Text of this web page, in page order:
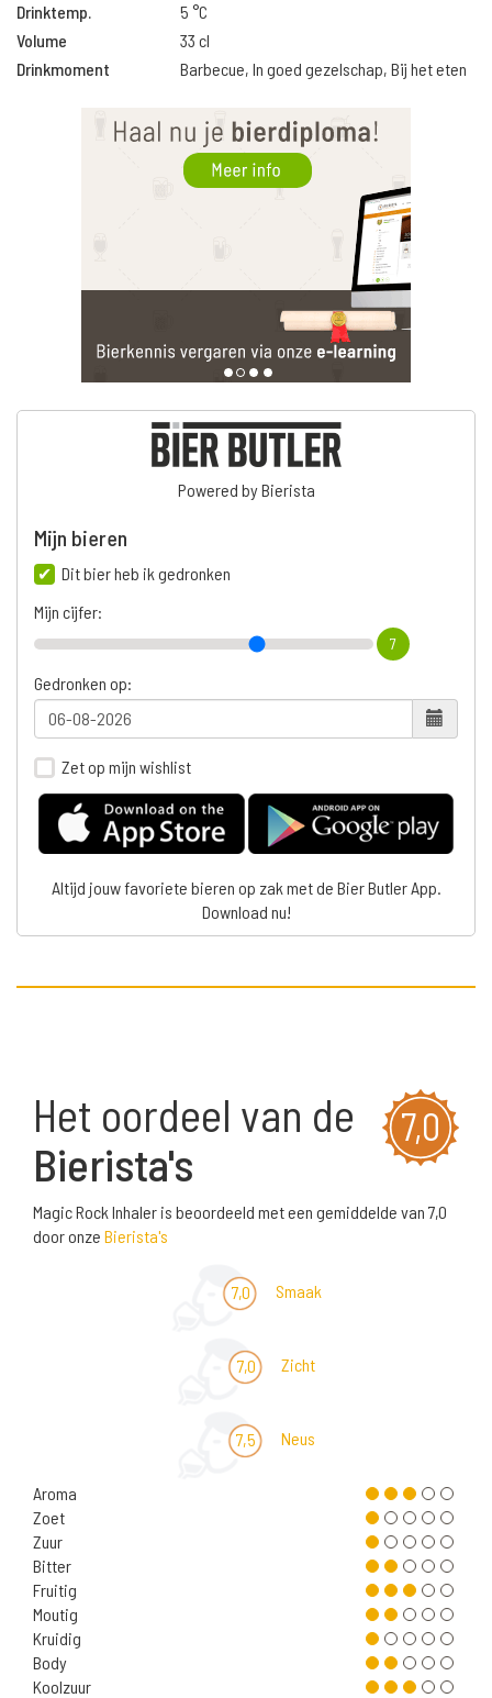
Drinktemp.
5 °C
Volume
33 cl
Drinkmoment
Barbecue, In goed gezelschap, Bij het eten
Powered by Bierista
Mijn bieren
Dit bier heb ik gedronken
Mijn cijfer:
7
Gedronken op:
Zet op mijn wishlist
Altijd jouw favoriete bieren op zak met de Bier Butler App.
Download nu!
7,0
Het oordeel van de
Bierista's
Magic Rock Inhaler is beoordeeld met een gemiddelde van 7,0
door onze Bierista's
7,0 Smaak
7,0 Zicht
7,5 Neus
Aroma
Zoet
Zuur
Bitter
Fruitig
Moutig
Kruidig
Body
Koolzuur